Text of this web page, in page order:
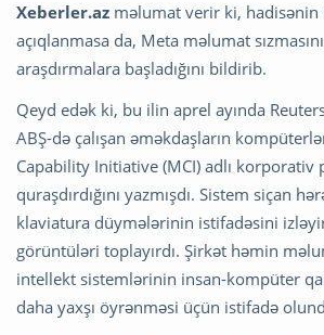
Xeberler.az məlumat verir ki, hadisənin
açıqlanmasa da, Meta məlumat
araşdırmalara başladığını bildirib.
Qeyd edək ki, bu ilin aprel ayında
ABŞ-də çalışan əməkdaşların
Capability Initiative (MCI) adlı korporativ
quraşdırdığını yazmışdı. Sistem siçan
klaviatura düymələrinin istifadəsini
görüntüləri toplayırdı. Şirkət həmin
intellekt sistemlərinin insan-kompüter
daha yaxşı öyrənməsi üçün istifadə